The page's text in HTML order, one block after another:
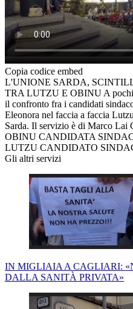
Copia codice embed
L'UNIONE SARDA,
TRA LUTZU E OBINU A pochi
il confronto fra i candidati
Eleonora nel faccia a faccia
Sarda. Il servizio è di Marco
OBINU CANDIDATA
LUTZU CANDIDATO
Gli altri servizi
IN MIGLIAIA A CAGLIARI:
DALLA SANITÀ PRIVATA»